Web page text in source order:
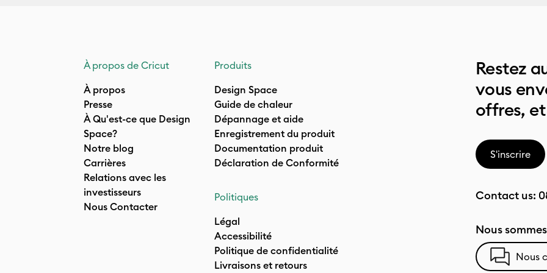
À propos de Cricut
À propos
Presse
À Qu'est-ce que Design
Space?
Notre blog
Carrières
Relations avec les
investisseurs
Nous Contacter
Produits
Design Space
Guide de chaleur
Dépannage et aide
Enregistrement du produit
Documentation produit
Déclaration de Conformité
Politiques
Légal
Accessibilité
Politique de confidentialité
Livraisons et retours
Restez
vous
offres,
S'inscrire
Contact us:
Nous
Nous